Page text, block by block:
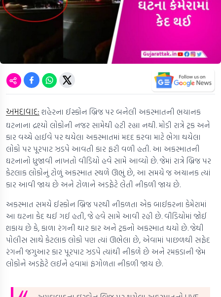
અમદાવાદ: શહેરના ઈસ્કોન બ્રિજ પર બનેલી અકસ્માતની ભયાનક
ઘટનાના દ્રશ્યો લોકોની નજર સામેથી હટી રહ્યા નથી. મોડી રાત્રે ટ્રક અને
કાર વચ્ચે હાઈવે પર થયેલા અકસ્માતમાં મદદ કરવા માટે ભેગા થયેલા
લોકો પર પૂરપાટ ઝડપે આવતી કાર ફરી વળી હતી. આ અકસ્માતની
ઘટનાનો ધ્રુજાવી નાખતો વીડિયો હવે સામે આવ્યો છે. જેમાં રાત્રે બ્રિજ પર
કેટલાક લોકોનું ટોળું અકસ્માત સ્થળે ઊભું છે, આ સમયે જ અચાનક ત્યાં
કાર આવી જાય છે અને ટોળાને અડફેટે લેતી નીકળી જાય છે.
અકસ્માત સમયે ઈસ્કોન બ્રિજ પરથી નીકળતા એક બાઈકરના કેમેરામાં
આ ઘટના કેદ થઈ ગઈ હતી, જે હવે સામે આવી રહી છે. વીડિયોમાં જોઈ
શકાય છે કે, કાળા રંગની થાર કાર અને ટ્રકનો અકસ્માત થયો છે. જેથી
પોલીસ સાથે કેટલાક લોકો પણ ત્યાં ઊભેલા છે, એવામાં પાછળથી સફેદ
રંગની જગુઆર કાર પૂરપાટ ઝડપે ત્યાંથી નીકળે છે અને રમકડાની જેમ
લોકોને અડફેટે લઈને હવામાં ફંગોળતા નીકળી જાય છે.